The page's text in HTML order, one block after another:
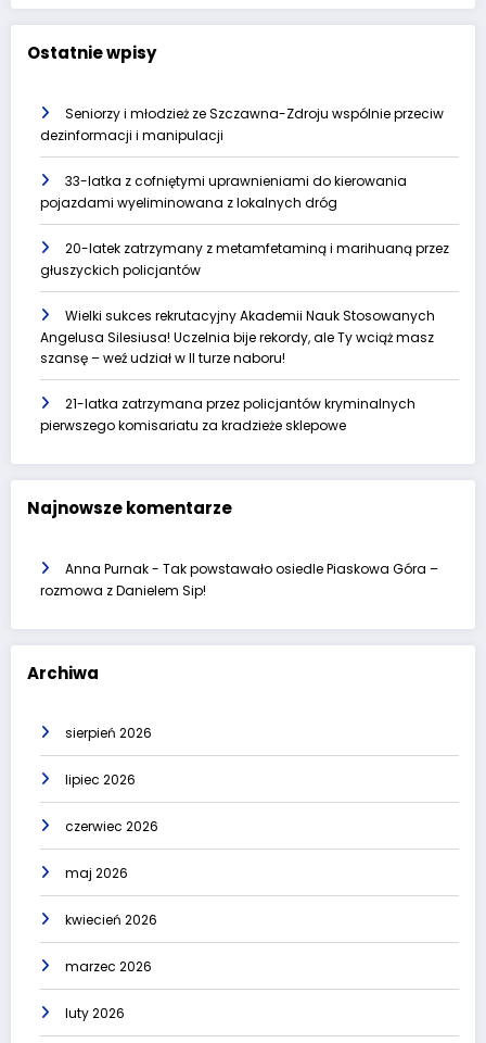
Ostatnie wpisy
Seniorzy i młodzież ze Szczawna-Zdroju wspólnie przeciw
dezinformacji i manipulacji
33-latka z cofniętymi uprawnieniami do kierowania
pojazdami wyeliminowana z lokalnych dróg
20-latek zatrzymany z metamfetaminą i marihuaną przez
głuszyckich policjantów
Wielki sukces rekrutacyjny Akademii Nauk Stosowanych
Angelusa Silesiusa! Uczelnia bije rekordy, ale Ty wciąż masz
szansę – weź udział w II turze naboru!
21-latka zatrzymana przez policjantów kryminalnych
pierwszego komisariatu za kradzieże sklepowe
Najnowsze komentarze
Anna Purnak- Tak powstawało osiedle Piaskowa Góra –
rozmowa z Danielem Sip!
Archiwa
sierpień 2026
lipiec 2026
czerwiec 2026
maj 2026
kwiecień 2026
marzec 2026
luty 2026